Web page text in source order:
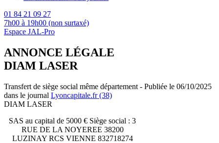
01 84 21 09 27
7h00 à 19h00 (non surtaxé)
Espace JAL-Pro
ANNONCE LÉGALE
DIAM LASER
Transfert de siège social même département - Publiée le 06/10/2025
dans le journal Lyoncapitale.fr (38)
DIAM LASER
SAS au capital de 5000 € Siège social : 3
RUE DE LA NOYEREE 38200
LUZINAY RCS VIENNE 832718274